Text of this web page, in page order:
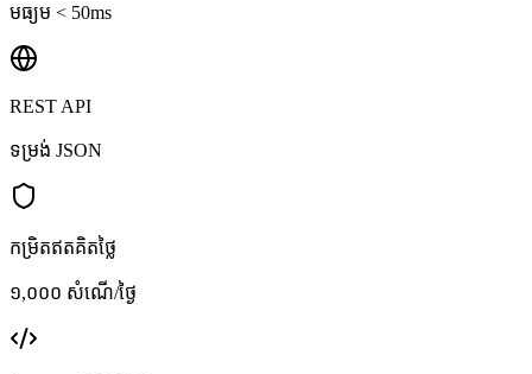
មធ្យម < 50ms
REST API
ទម្រង់ JSON
កម្រិតឥតគិតថ្លៃ
១,០០០ សំណើ/ថ្ងៃ